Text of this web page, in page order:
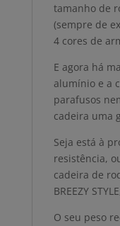
tamanho de
(sempre de
4 cores de
E agora há
alumínio e a
parafusos
cadeira uma
Seja está à
resistência,
cadeira de
BREEZY
O seu peso